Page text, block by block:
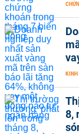
KINH
8,